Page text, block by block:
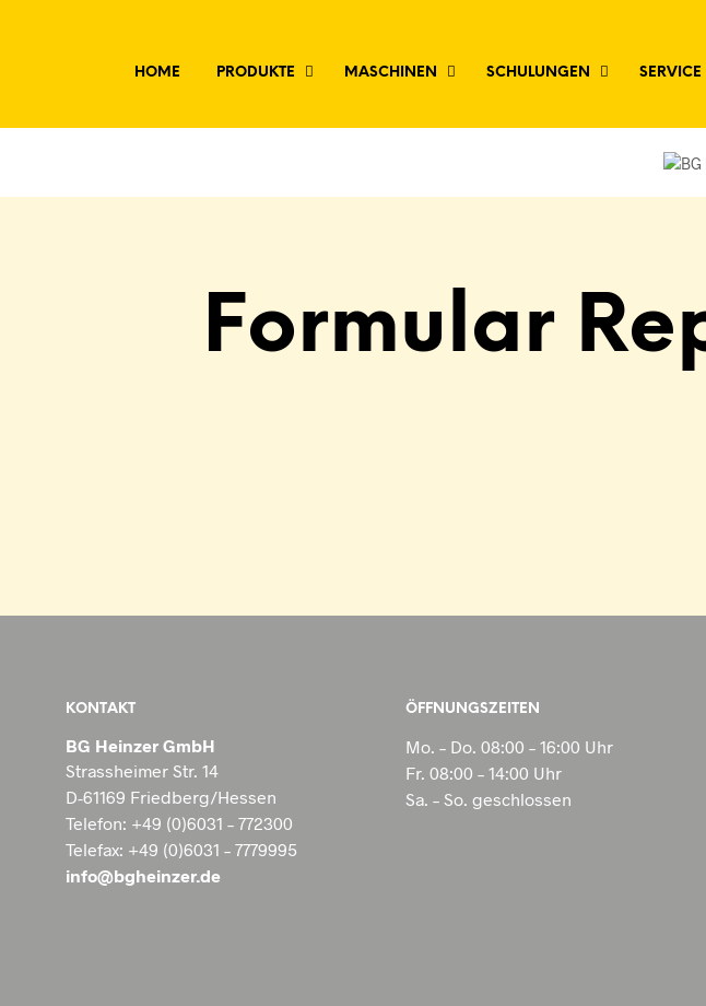
HOME PRODUKTE MASCHINEN SCHULUNGEN SERVICE
Formular
KONTAKT
BG Heinzer GmbH
Strassheimer Str. 14
D-61169 Friedberg/Hessen
Telefon: +49 (0)6031 – 772300
Telefax: +49 (0)6031 – 7779995
info@bgheinzer.de
ÖFFNUNGSZEITEN
Mo. – Do. 08:00 – 16:00 Uhr
Fr. 08:00 – 14:00 Uhr
Sa. – So. geschlossen